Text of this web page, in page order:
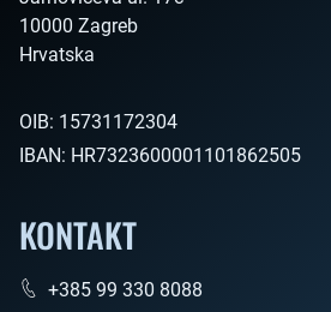
10000 Zagreb
Hrvatska
OIB: 15731172304
IBAN: HR7323600001101862505
KONTAKT
+385 99 330 8088